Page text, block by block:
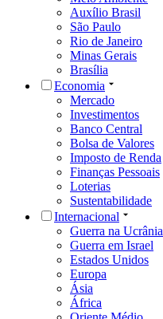
Auxílio Brasil
São Paulo
Rio de Janeiro
Minas Gerais
Brasília
Economia
Mercado
Investimentos
Banco Central
Bolsa de Valores
Imposto de Renda
Finanças Pessoais
Loterias
Sustentabilidade
Internacional
Guerra na Ucrânia
Guerra em Israel
Estados Unidos
Europa
Ásia
África